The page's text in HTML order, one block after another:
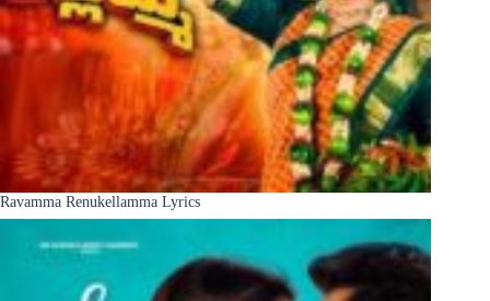
Ravamma Renukellamma Lyrics